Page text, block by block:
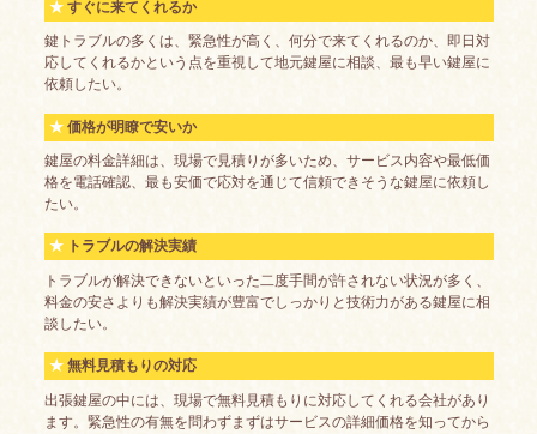
すぐに来てくれるか
鍵トラブルの多くは、緊急性が高く、何分で来てくれるのか、即日対
応してくれるかという点を重視して地元鍵屋に相談、最も早い鍵屋に
依頼したい。
価格が明瞭で安いか
鍵屋の料金詳細は、現場で見積りが多いため、サービス内容や最低価
格を電話確認、最も安価で応対を通じて信頼できそうな鍵屋に依頼し
たい。
トラブルの解決実績
トラブルが解決できないといった二度手間が許されない状況が多く、
料金の安さよりも解決実績が豊富でしっかりと技術力がある鍵屋に相
談したい。
無料見積もりの対応
出張鍵屋の中には、現場で無料見積もりに対応してくれる会社があり
ます。緊急性の有無を問わずまずはサービスの詳細価格を知ってから